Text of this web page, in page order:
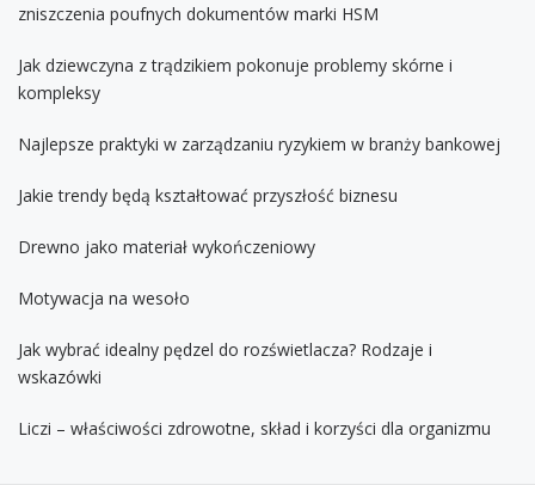
zniszczenia poufnych dokumentów marki HSM
Jak dziewczyna z trądzikiem pokonuje problemy skórne i
kompleksy
Najlepsze praktyki w zarządzaniu ryzykiem w branży bankowej
Jakie trendy będą kształtować przyszłość biznesu
Drewno jako materiał wykończeniowy
Motywacja na wesoło
Jak wybrać idealny pędzel do rozświetlacza? Rodzaje i
wskazówki
Liczi – właściwości zdrowotne, skład i korzyści dla organizmu